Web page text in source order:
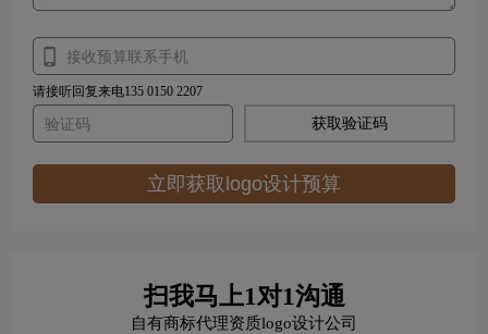
请接听回复来电135 0150 2207
获取验证码
立即获取logo设计预算
扫我马上1对1沟通
自有商标代理资质logo设计公司